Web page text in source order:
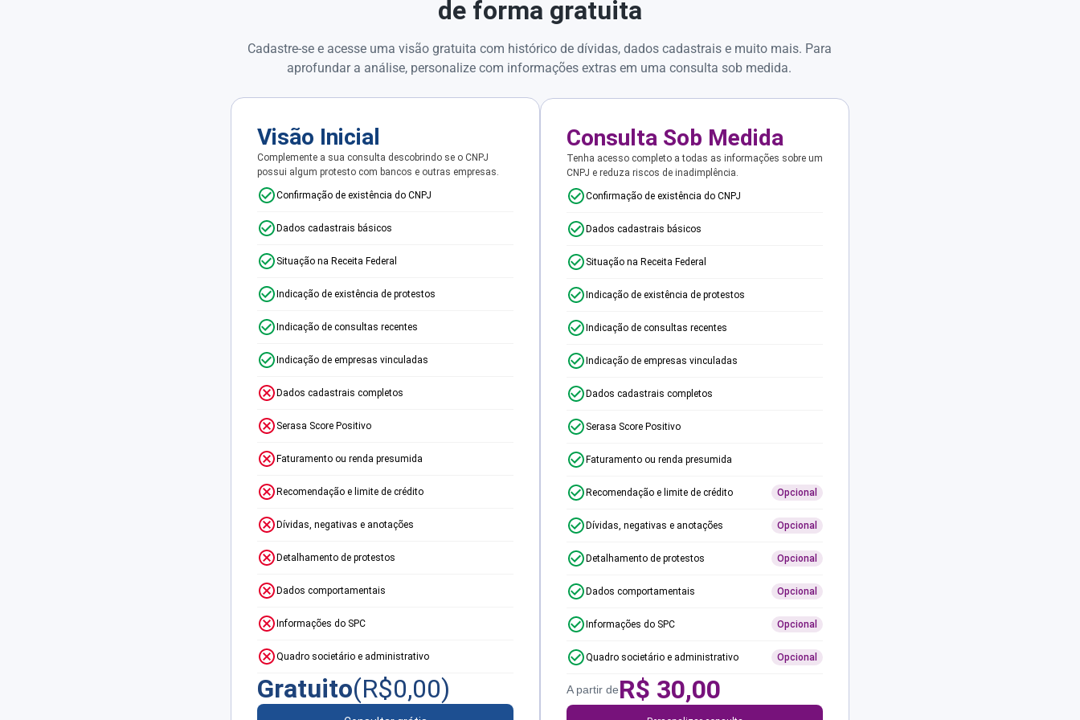
de forma gratuita
Cadastre-se e acesse uma visão gratuita com histórico de dívidas, dados cadastrais e muito mais. Para
aprofundar a análise, personalize com informações extras em uma consulta sob medida.
Visão Inicial
Complemente a sua consulta descobrindo se o CNPJ
possui algum protesto com bancos e outras empresas.
Confirmação de existência do CNPJ
Dados cadastrais básicos
Situação na Receita Federal
Indicação de existência de protestos
Indicação de consultas recentes
Indicação de empresas vinculadas
Dados cadastrais completos
Serasa Score Positivo
Faturamento ou renda presumida
Recomendação e limite de crédito
Dívidas, negativas e anotações
Detalhamento de protestos
Dados comportamentais
Informações do SPC
Quadro societário e administrativo
Gratuito(R$0,00)
Consulta Sob Medida
Tenha acesso completo a todas as informações sobre um
CNPJ e reduza riscos de inadimplência.
Confirmação de existência do CNPJ
Dados cadastrais básicos
Situação na Receita Federal
Indicação de existência de protestos
Indicação de consultas recentes
Indicação de empresas vinculadas
Dados cadastrais completos
Serasa Score Positivo
Faturamento ou renda presumida
Recomendação e limite de crédito Opcional
Dívidas, negativas e anotações Opcional
Detalhamento de protestos Opcional
Dados comportamentais Opcional
Informações do SPC Opcional
Quadro societário e administrativo Opcional
A partir deR$ 30,00